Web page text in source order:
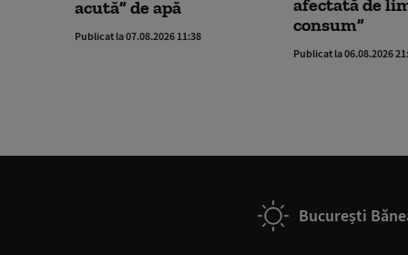
acută” de apă
Publicat la 07.08.2026 11:38
consum”
Publicat la 06.08.2026
București